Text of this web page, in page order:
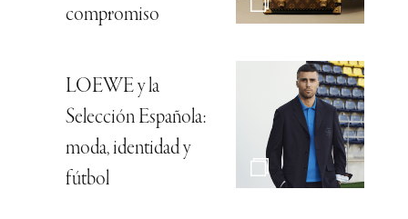
compromiso
LOEWE y la
Selección Española:
moda, identidad y
fútbol